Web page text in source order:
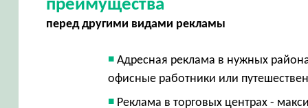
преимущества
перед другими видами рекламы
Адресная реклама в нужных
офисные работники или
Реклама в торговых центрах -